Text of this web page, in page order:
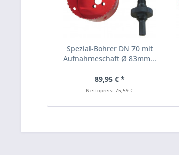
Spezial-Bohrer DN 70 mit
Aufnahmeschaft Ø 83mm...
89,95 € *
Nettopreis: 75,59 €